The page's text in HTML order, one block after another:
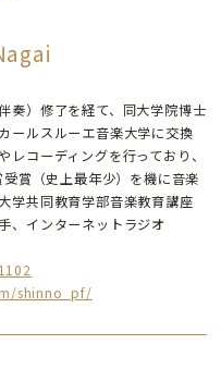
奏）修了を経て、同大学院博士
ールスルーエ音楽大学に交換
コーディングを行っており、
賞（史上最年少）を機に音楽
学共同教育学部音楽教育講座
、インターネットラジオ
shinno_pf/